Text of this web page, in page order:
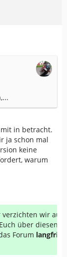
in betracht.
ja schon mal
keine
warum
wir auf
über diesen
Forum